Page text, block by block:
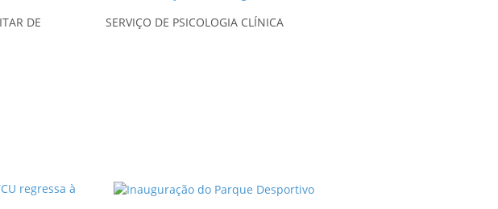
DE
SERVIÇO DE PSICOLOGIA CLÍNICA